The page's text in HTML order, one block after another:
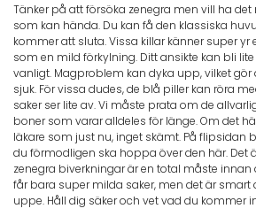
Tänker på att försöka zenegra men vill ha
som kan hända. Du kan få den klassiska
kommer att sluta. Vissa killar känner super yr
som en mild förkylning. Ditt ansikte kan bli
vanligt. Magproblem kan dyka upp, vilket gör
sjuk. För vissa dudes, de blå piller kan röra
saker ser lite av. Vi måste prata om de
boner som varar alldeles för länge. Om det
läkare som just nu, inget skämt. På flipsidan
du förmodligen ska hoppa över den här. Det
zenegra biverkningar är en total måste innan
får bara super milda saker, men det är smart
uppe. Håll dig säker och vet vad du kommer